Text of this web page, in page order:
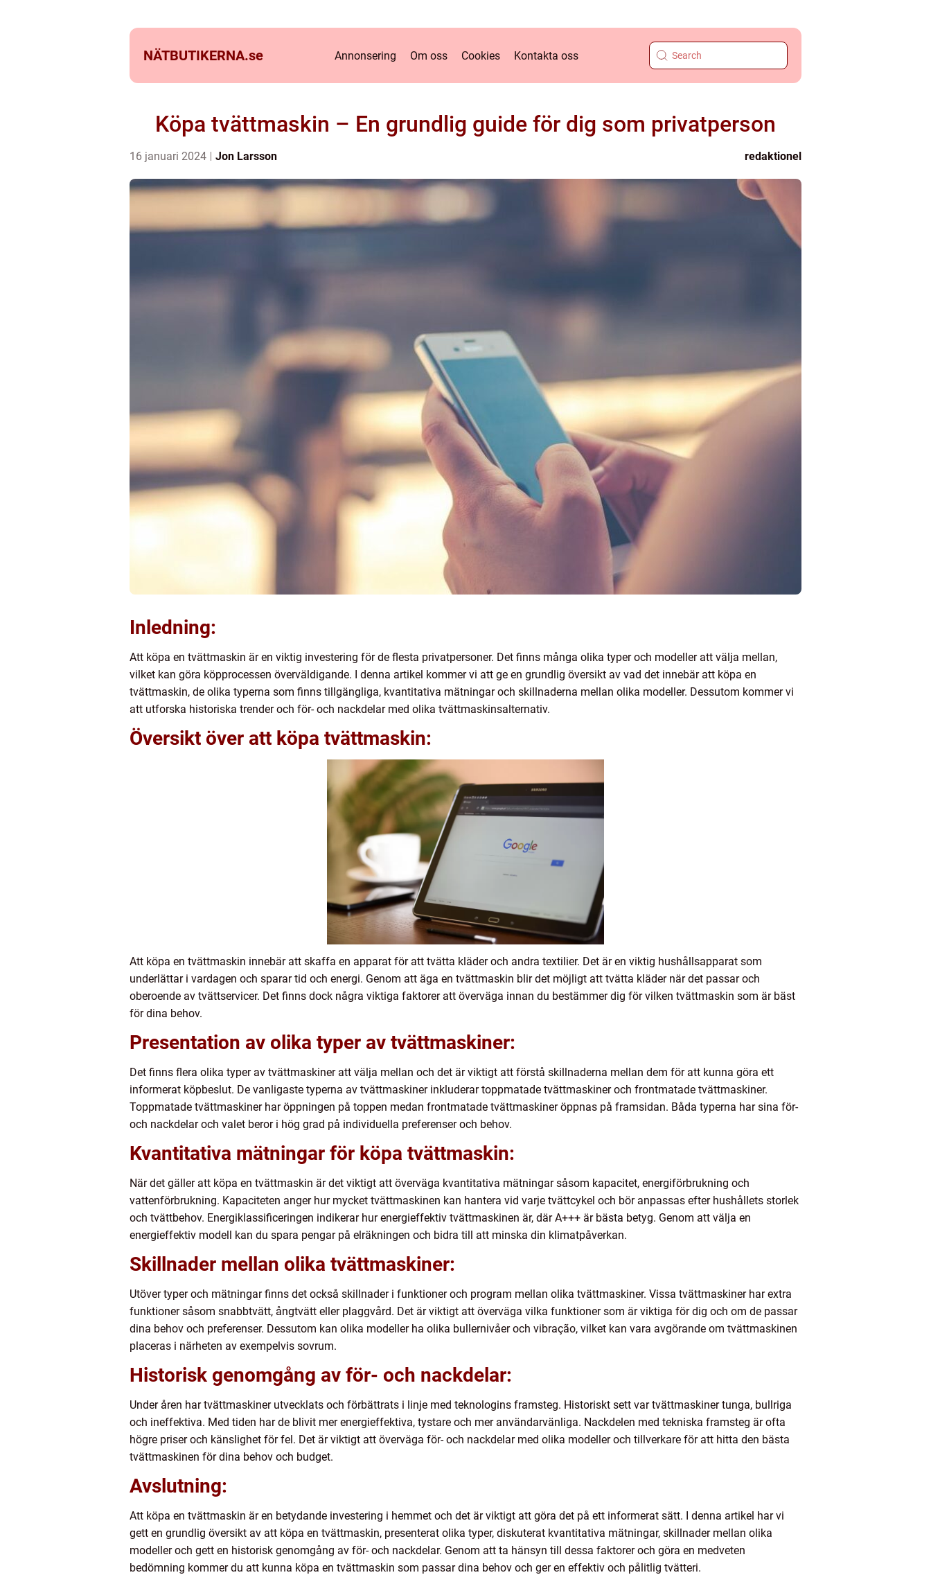
NÄTBUTIKERNA.se Annonsering Om oss Cookies Kontakta oss
Köpa tvättmaskin – En grundlig guide för dig som privatperson
16 januari 2024 Jon Larsson redaktionel
Inledning:
Att köpa en tvättmaskin är en viktig investering för de flesta privatpersoner. Det finns många olika typer och modeller att välja mellan,
vilket kan göra köpprocessen överväldigande. I denna artikel kommer vi att ge en grundlig översikt av vad det innebär att köpa en
tvättmaskin, de olika typerna som finns tillgängliga, kvantitativa mätningar och skillnaderna mellan olika modeller. Dessutom kommer vi
att utforska historiska trender och för- och nackdelar med olika tvättmaskinsalternativ.
Översikt över att köpa tvättmaskin:
Att köpa en tvättmaskin innebär att skaffa en apparat för att tvätta kläder och andra textilier. Det är en viktig hushållsapparat som
underlättar i vardagen och sparar tid och energi. Genom att äga en tvättmaskin blir det möjligt att tvätta kläder när det passar och
oberoende av tvättservicer. Det finns dock några viktiga faktorer att överväga innan du bestämmer dig för vilken tvättmaskin som är bäst
för dina behov.
Presentation av olika typer av tvättmaskiner:
Det finns flera olika typer av tvättmaskiner att välja mellan och det är viktigt att förstå skillnaderna mellan dem för att kunna göra ett
informerat köpbeslut. De vanligaste typerna av tvättmaskiner inkluderar toppmatade tvättmaskiner och frontmatade tvättmaskiner.
Toppmatade tvättmaskiner har öppningen på toppen medan frontmatade tvättmaskiner öppnas på framsidan. Båda typerna har sina för-
och nackdelar och valet beror i hög grad på individuella preferenser och behov.
Kvantitativa mätningar för köpa tvättmaskin:
När det gäller att köpa en tvättmaskin är det viktigt att överväga kvantitativa mätningar såsom kapacitet, energiförbrukning och
vattenförbrukning. Kapaciteten anger hur mycket tvättmaskinen kan hantera vid varje tvättcykel och bör anpassas efter hushållets storlek
och tvättbehov. Energiklassificeringen indikerar hur energieffektiv tvättmaskinen är, där A+++ är bästa betyg. Genom att välja en
energieffektiv modell kan du spara pengar på elräkningen och bidra till att minska din klimatpåverkan.
Skillnader mellan olika tvättmaskiner:
Utöver typer och mätningar finns det också skillnader i funktioner och program mellan olika tvättmaskiner. Vissa tvättmaskiner har extra
funktioner såsom snabbtvätt, ångtvätt eller plaggvård. Det är viktigt att överväga vilka funktioner som är viktiga för dig och om de passar
dina behov och preferenser. Dessutom kan olika modeller ha olika bullernivåer och vibração, vilket kan vara avgörande om tvättmaskinen
placeras i närheten av exempelvis sovrum.
Historisk genomgång av för- och nackdelar:
Under åren har tvättmaskiner utvecklats och förbättrats i linje med teknologins framsteg. Historiskt sett var tvättmaskiner tunga, bullriga
och ineffektiva. Med tiden har de blivit mer energieffektiva, tystare och mer användarvänliga. Nackdelen med tekniska framsteg är ofta
högre priser och känslighet för fel. Det är viktigt att överväga för- och nackdelar med olika modeller och tillverkare för att hitta den bästa
tvättmaskinen för dina behov och budget.
Avslutning:
Att köpa en tvättmaskin är en betydande investering i hemmet och det är viktigt att göra det på ett informerat sätt. I denna artikel har vi
gett en grundlig översikt av att köpa en tvättmaskin, presenterat olika typer, diskuterat kvantitativa mätningar, skillnader mellan olika
modeller och gett en historisk genomgång av för- och nackdelar. Genom att ta hänsyn till dessa faktorer och göra en medveten
bedömning kommer du att kunna köpa en tvättmaskin som passar dina behov och ger en effektiv och pålitlig tvätteri.